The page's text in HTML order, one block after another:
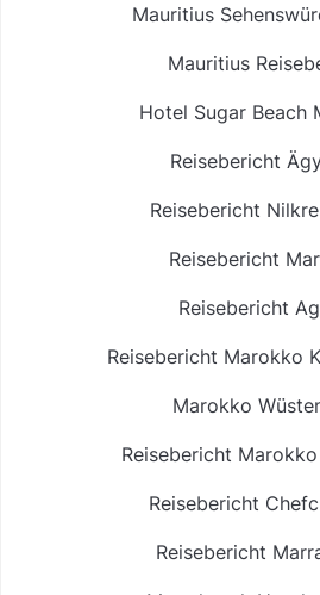
Mauritius
Mauritius
Hotel Sugar Beach
Reisebericht
Reisebericht
Reisebericht
Reisebericht
Reisebericht Marokko
Marokko
Reisebericht
Reisebericht
Reisebericht